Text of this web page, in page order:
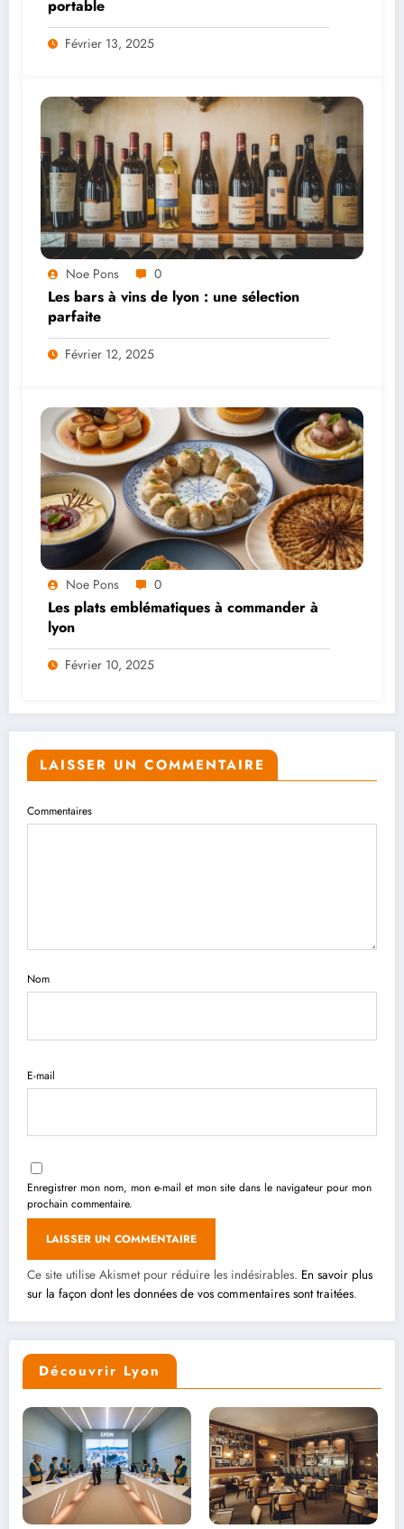
portable
Février 13, 2025
Noe Pons 0
Les bars à vins de lyon : une sélection
parfaite
Février 12, 2025
Noe Pons 0
Les plats emblématiques à commander à
lyon
Février 10, 2025
LAISSER UN COMMENTAIRE
Commentaires
Nom
E-mail
Enregistrer mon nom, mon e-mail et mon site dans le navigateur pour mon
prochain commentaire.
Ce site utilise Akismet pour réduire les indésirables. En savoir plus
sur la façon dont les données de vos commentaires sont traitées.
Découvrir Lyon